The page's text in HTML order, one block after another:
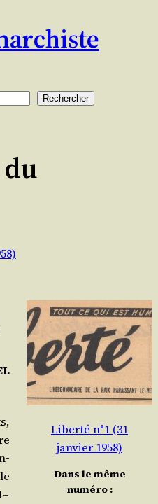
Rechercher
Liberté n°1 (31
janvier 1958)
Dans le même
numéro :